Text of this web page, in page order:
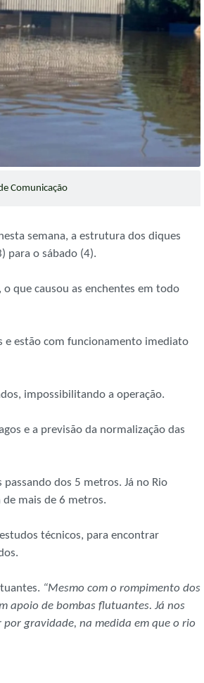
Comunicação
semana, a estrutura dos diques
para o sábado (4).
que causou as enchentes em todo
e estão com funcionamento imediato
impossibilitando a operação.
e a previsão da normalização das
dos 5 metros. Já no Rio
de mais de 6 metros.
técnicos, para encontrar
“Mesmo com o rompimento dos
apoio de bombas flutuantes. Já nos
gravidade, na medida em que o rio